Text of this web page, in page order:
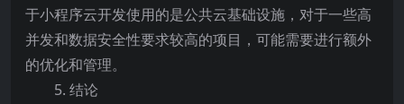
于小程序云开发使用的是公共云基础设施，对于一些高
并发和数据安全性要求较高的项目，可能需要进行额外
的优化和管理。
5. 结论